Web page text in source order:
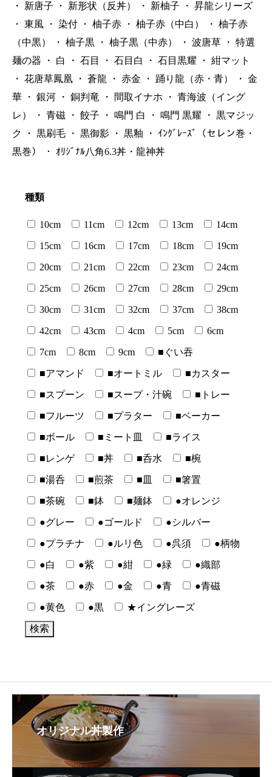
・
新唐子 ・ 新形状（反丼） ・ 新柚子 ・ 昇龍シリーズ
・ 東風 ・ 染付 ・ 柚子赤 ・ 柚子赤（中白） ・ 柚子赤
（中黒）
・ 柚子黒 ・ 柚子黒（中赤） ・ 波唐草 ・ 特選
麺の器
・ 白 ・ 石目 ・ 石目白 ・ 石目黒耀 ・ 紺マット
・ 花唐草鳳凰 ・ 蒼龍 ・ 赤金 ・ 踊り龍（赤・青） ・ 金
華
・ 銀河 ・ 銅判竜 ・ 間取イナホ ・ 青海波（イング
レ）
・ 青磁 ・ 餃子 ・ 鳴門 白 ・ 鳴門 黒耀 ・ 黒マジッ
ク
・ 黒刷毛 ・ 黒御影 ・ 黒釉 ・
ｲﾝｸﾞﾚｰｽﾞ（セレン巻・
黒巻）
・ ｵﾘｼﾞﾅﾙ八角6.3丼・龍神丼
種類
10cm 11cm 12cm 13cm 14cm
15cm 16cm 17cm 18cm 19cm
20cm 21cm 22cm 23cm 24cm
25cm 26cm 27cm 28cm 29cm
30cm 31cm 32cm 37cm 38cm
42cm 43cm 4cm 5cm 6cm
7cm 8cm 9cm ■ぐい吞
■アマンド ■オートミル ■カスター
■スプーン ■スープ・汁碗 ■トレー
■フルーツ ■プラター ■ベーカー
■ボール ■ミート皿 ■ライス
■レンゲ ■丼 ■呑水 ■椀
■湯呑 ■煎茶 ■皿 ■箸置
■茶碗 ■鉢 ■麺鉢 ●オレンジ
●グレー ●ゴールド ●シルバー
●プラチナ ●ルリ色 ●呉須 ●柄物
●白 ●紫 ●紺 ●緑 ●織部
●茶 ●赤 ●金 ●青 ●青磁
●黄色 ●黒 ★イングレーズ
オリジナル丼製作